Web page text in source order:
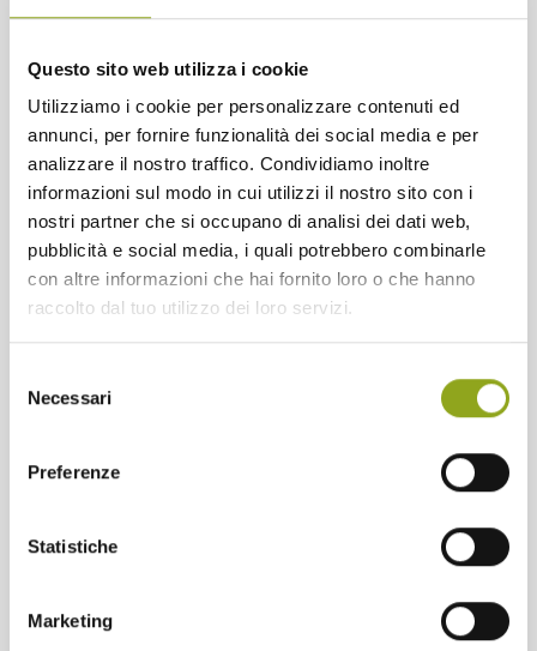
Questo sito web utilizza i cookie
Utilizziamo i cookie per personalizzare contenuti ed
annunci, per fornire funzionalità dei social media e per
analizzare il nostro traffico. Condividiamo inoltre
informazioni sul modo in cui utilizzi il nostro sito con i
nostri partner che si occupano di analisi dei dati web,
pubblicità e social media, i quali potrebbero combinarle
con altre informazioni che hai fornito loro o che hanno
raccolto dal tuo utilizzo dei loro servizi.
delNecessari
Preferenze
Statistiche
Marketing
no complicato e l'identificazione con questi moderni "Robin
Hood".Venite a discutere con noi e a scoprire questi film
PROGRAMMA CINEFORUM: 22 Novembre ore 21.00 --
>TED BUNDY FASCINO CRIMINALE con Zac Efron e Lily
con Clive Owen e Jodie Foster
13 Dicembre ore 21.00 --
THE BLING RING con Emma Watson e Taissa Farminga Il
PeroLab ISCRIZIONE OBBLIGATORIA COMPILANDO IL